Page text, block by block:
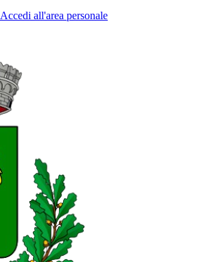
Accedi all'area personale